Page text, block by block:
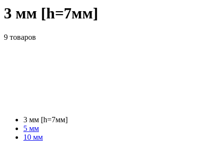
3 мм [h=7мм]
9 товаров
3 мм [h=7мм]
5 мм
10 мм